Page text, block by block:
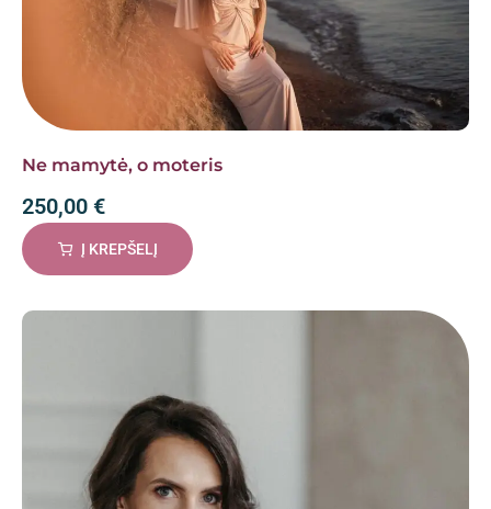
Ne mamytė, o moteris
250,00 €
Į KREPŠELĮ